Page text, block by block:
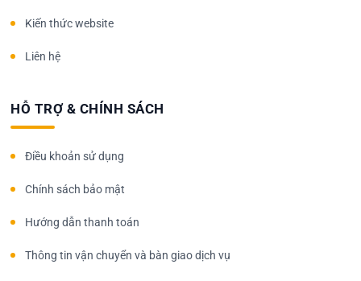
Kiến thức website
Liên hệ
HỖ TRỢ & CHÍNH SÁCH
Điều khoản sử dụng
Chính sách bảo mật
Hướng dẫn thanh toán
Thông tin vận chuyển và bàn giao dịch vụ